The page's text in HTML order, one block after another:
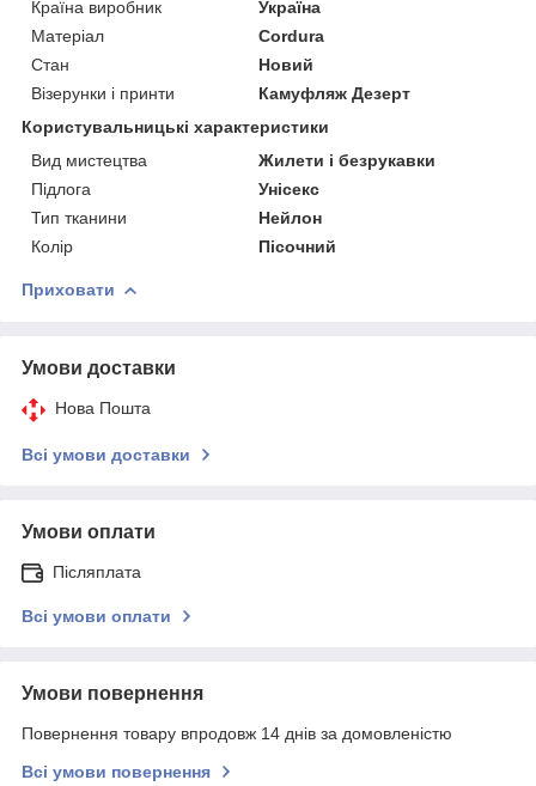
Країна виробник
Україна
Матеріал
Cordura
Стан
Новий
Візерунки і принти
Камуфляж Дезерт
Користувальницькі характеристики
Вид мистецтва
Жилети і безрукавки
Підлога
Унісекс
Тип тканини
Нейлон
Колір
Пісочний
Приховати
Умови доставки
Нова Пошта
Всі умови доставки
Умови оплати
Післяплата
Всі умови оплати
Умови повернення
Повернення товару впродовж 14 днів за домовленістю
Всі умови повернення